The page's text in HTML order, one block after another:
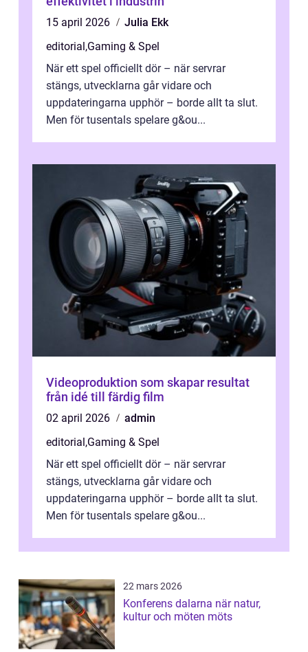
15 april 2026
Julia Ekk
editorial,Gaming & Spel
När ett spel officiellt dör – när servrar
stängs, utvecklarna går vidare och
uppdateringarna upphör – borde allt ta slut.
Men för tusentals spelare g&ou...
Videoproduktion som skapar resultat
från idé till färdig film
02 april 2026
admin
editorial,Gaming & Spel
När ett spel officiellt dör – när servrar
stängs, utvecklarna går vidare och
uppdateringarna upphör – borde allt ta slut.
Men för tusentals spelare g&ou...
22 mars 2026
Konferens dalarna när natur,
kultur och möten möts